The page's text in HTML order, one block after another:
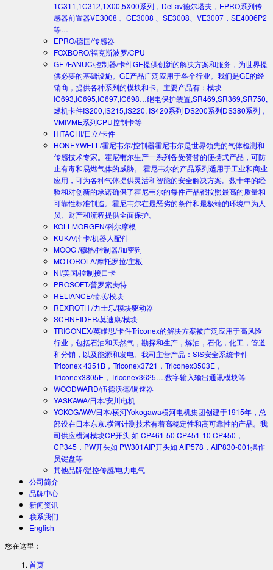
1C311,1C312,1X00,5X00系列，Deltav德尔塔夫，EPRO系列传
感器前置器VE3008 、CE3008 、SE3008、VE3007，SE4006P2
等…
EPRO/德国/传感器
FOXBORO/福克斯波罗/CPU
GE /FANUC/控制器/卡件GE提供创新的解决方案和服务，为世界提
供必要的基础设施。GE产品广泛应用于各个行业。我们是GE的经
销商，提供各种系列的模块和卡。主要产品有：模块
IC693,IC695,IC697,IC698…继电保护装置,SR469,SR369,SR750,
燃机卡件IS200,IS215,IS220, IS420系列 DS200系列DS380系列，
VMIVME系列CPU控制卡等
HITACHI/日立/卡件
HONEYWELL/霍尼韦尔/控制器霍尼韦尔是世界领先的气体检测和
传感技术专家。霍尼韦尔生产一系列备受赞誉的便携式产品，可防
止有毒和易燃气体的威胁。 霍尼韦尔的产品系列适用于工业和商业
应用，可为各种气体提供灵活和智能的安全解决方案。数十年的经
验和对创新的承诺确保了霍尼韦尔的每件产品都按照最高的质量和
可靠性标准制造。霍尼韦尔在最恶劣的条件和最极端的环境中为人
员、财产和流程提供全面保护。
KOLLMORGEN/科尔摩根
KUKA/库卡/机器人配件
MOOG /穆格/控制器/加密狗
MOTOROLA/摩托罗拉/主板
NI/美国/控制接口卡
PROSOFT/普罗索夫特
RELIANCE/瑞联/模块
REXROTH /力士乐/模块驱动器
SCHNEIDER/莫迪康/模块
TRICONEX/英维思/卡件Triconex的解决方案被广泛应用于高风险
行业，包括石油和天然气，勘探和生产，炼油，石化，化工，管道
和分销，以及能源和发电。我司主营产品：SIS安全系统卡件
Triconex 4351B，Triconex3721，Triconex3503E，
Triconex3805E，Triconex3625….数字输入输出通讯模块等
WOODWARD/伍德沃德/调速器
YASKAWA/日本/安川电机
YOKOGAWA/日本/横河Yokogawa横河电机集团创建于1915年，总
部设在日本东京.横河计测技术有着高稳定性和高可靠性的产品。我
司供应横河模块CP开头 如 CP461-50 CP451-10 CP450，
CP345，PW开头如 PW301AIP开头如 AIP578，AIP830-001操作
员键盘等
其他品牌/温控传感/电力电气
公司简介
品牌中心
新闻资讯
联系我们
English
您在这里：
首页